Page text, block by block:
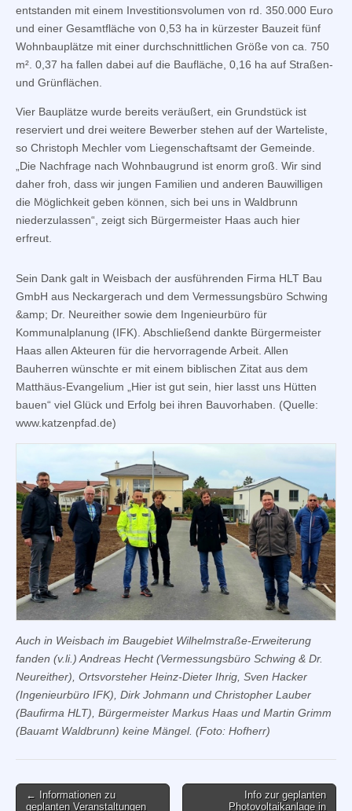
entstanden mit einem Investitionsvolumen von rd. 350.000 Euro
und einer Gesamtfläche von 0,53 ha in kürzester Bauzeit fünf
Wohnbauplätze mit einer durchschnittlichen Größe von ca. 750
m². 0,37 ha fallen dabei auf die Baufläche, 0,16 ha auf Straßen-
und Grünflächen.
Vier Bauplätze wurde bereits veräußert, ein Grundstück ist
reserviert und drei weitere Bewerber stehen auf der Warteliste,
so Christoph Mechler vom Liegenschaftsamt der Gemeinde.
„Die Nachfrage nach Wohnbaugrund ist enorm groß. Wir sind
daher froh, dass wir jungen Familien und anderen Bauwilligen
die Möglichkeit geben können, sich bei uns in Waldbrunn
niederzulassen“, zeigt sich Bürgermeister Haas auch hier
erfreut.
Sein Dank galt in Weisbach der ausführenden Firma HLT Bau
GmbH aus Neckargerach und dem Vermessungsbüro Schwing
&amp; Dr. Neureither sowie dem Ingenieurbüro für
Kommunalplanung (IFK). Abschließend dankte Bürgermeister
Haas allen Akteuren für die hervorragende Arbeit. Allen
Bauherren wünschte er mit einem biblischen Zitat aus dem
Matthäus-Evangelium „Hier ist gut sein, hier lasst uns Hütten
bauen“ viel Glück und Erfolg bei ihren Bauvorhaben. (Quelle:
www.katzenpfad.de)
Auch in Weisbach im Baugebiet Wilhelmstraße-Erweiterung
fanden (v.li.) Andreas Hecht (Vermessungsbüro Schwing & Dr.
Neureither), Ortsvorsteher Heinz-Dieter Ihrig, Sven Hacker
(Ingenieurbüro IFK), Dirk Johmann und Christopher Lauber
(Baufirma HLT), Bürgermeister Markus Haas und Martin Grimm
(Bauamt Waldbrunn) keine Mängel. (Foto: Hofherr)
Post
← Informationen zu
geplanten Veranstaltungen
Info zur geplanten
Photovoltaikanlage in